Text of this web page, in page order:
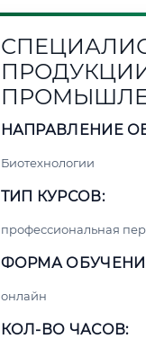
НАПРАВЛЕНИЕ
Биотехнологии
ТИП КУРСОВ:
профессиональная
ФОРМА
онлайн
КОЛ-ВО ЧАСОВ: